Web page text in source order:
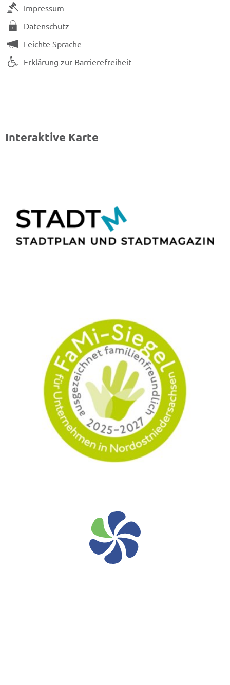
Impressum
Datenschutz
Leichte Sprache
Erklärung zur Barrierefreiheit
Interaktive Karte